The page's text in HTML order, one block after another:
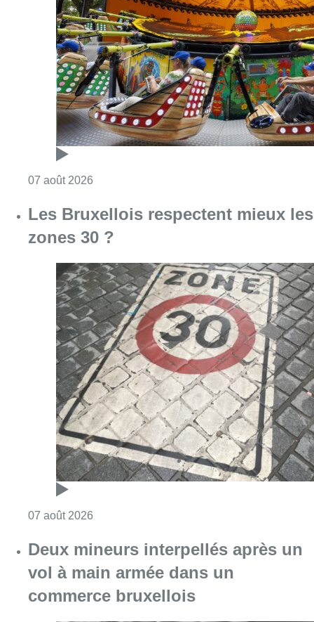
Les Bruxellois respectent mieux les
zones 30 ?
07 août 2026Consulter l'article "Les Bruxellois
Deux mineurs interpellés après un
vol à main armée dans un
commerce bruxellois